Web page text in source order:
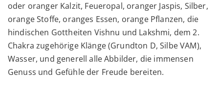
oder oranger Kalzit, Feueropal, oranger Jaspis, Silber,
orange Stoffe, oranges Essen, orange Pflanzen, die
hindischen Gottheiten Vishnu und Lakshmi, dem 2.
Chakra zugehörige Klänge (Grundton D, Silbe VAM),
Wasser, und generell alle Abbilder, die immensen
Genuss und Gefühle der Freude bereiten.